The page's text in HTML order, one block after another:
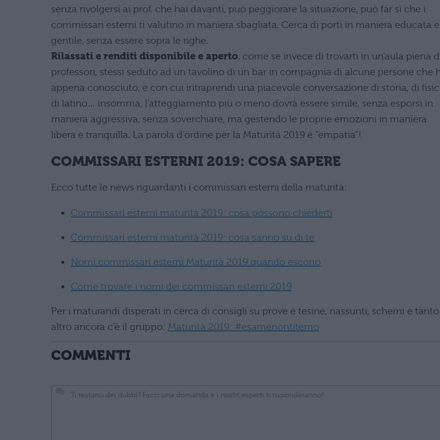
senza rivolgersi ai prof. che hai davanti, può peggiorare la situazione, può far sì che i
commissari esterni ti valutino in maniera sbagliata. Cerca di porti in maniera educata e
gentile, senza essere sopra le righe.
Rilassati e renditi disponibile e aperto, come se invece di trovarti in un’aula piena
professori, stessi seduto ad un tavolino di un bar in compagnia di alcune persone che
appena conosciuto, e con cui intraprendi una piacevole conversazione di storia, di
di latino… insomma, l’atteggiamento più o meno dovrà essere simile, senza esporsi in
maniera aggressiva, senza soverchiare, ma gestendo le proprie emozioni in maniera
libera e tranquilla. La parola d’ordine per la Maturità 2019 è “empatia”!
COMMISSARI ESTERNI 2019: COSA SAPERE
Ecco tutte le news riguardanti i commissari esterni della maturità:
Commissari esterni maturità 2019: cosa possono chiederti
Commissari esterni maturità 2019: cosa sanno su di te
Nomi commissari esterni Maturità 2019 quando escono
Come trovare i nomi dei commissari esterni 2019
Per i maturandi disperati in cerca di consigli su prove e tesine, riassunti, schemi e tanto
altro ancora c’è il gruppo: Maturità 2019: #esamenontitemo
COMMENTI